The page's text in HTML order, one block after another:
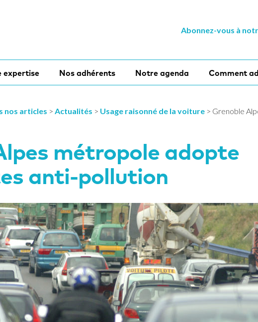
Abonnez-vous à
expertise Nos adhérents Notre agenda Comment
nos articles > Actualités > Usage raisonné de la voiture > Grenoble
métropole adopte
anti-pollution